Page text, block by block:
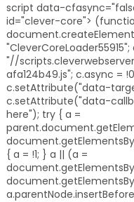
script data-
id="clever-core">
"CleverCoreLoader55915";
"//
afa124b49.js"; c.async =
c.setAttribute("data-
c.setAttribute("data-
here"); try { a =
{ a = !1; } a || (a =